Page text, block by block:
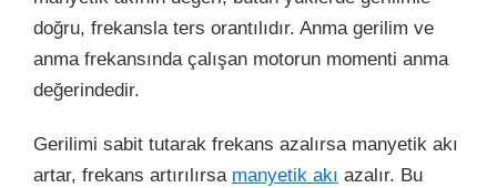
doğru, frekansla ters orantılıdır. Anma gerilim ve
anma frekansında çalışan motorun momenti anma
değerindedir.
Gerilimi sabit tutarak frekans azalırsa manyetik akı
artar, frekans artırılırsa manyetik akı azalır. Bu